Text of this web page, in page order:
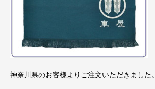
神奈川県のお客様よりご注文いただきました。